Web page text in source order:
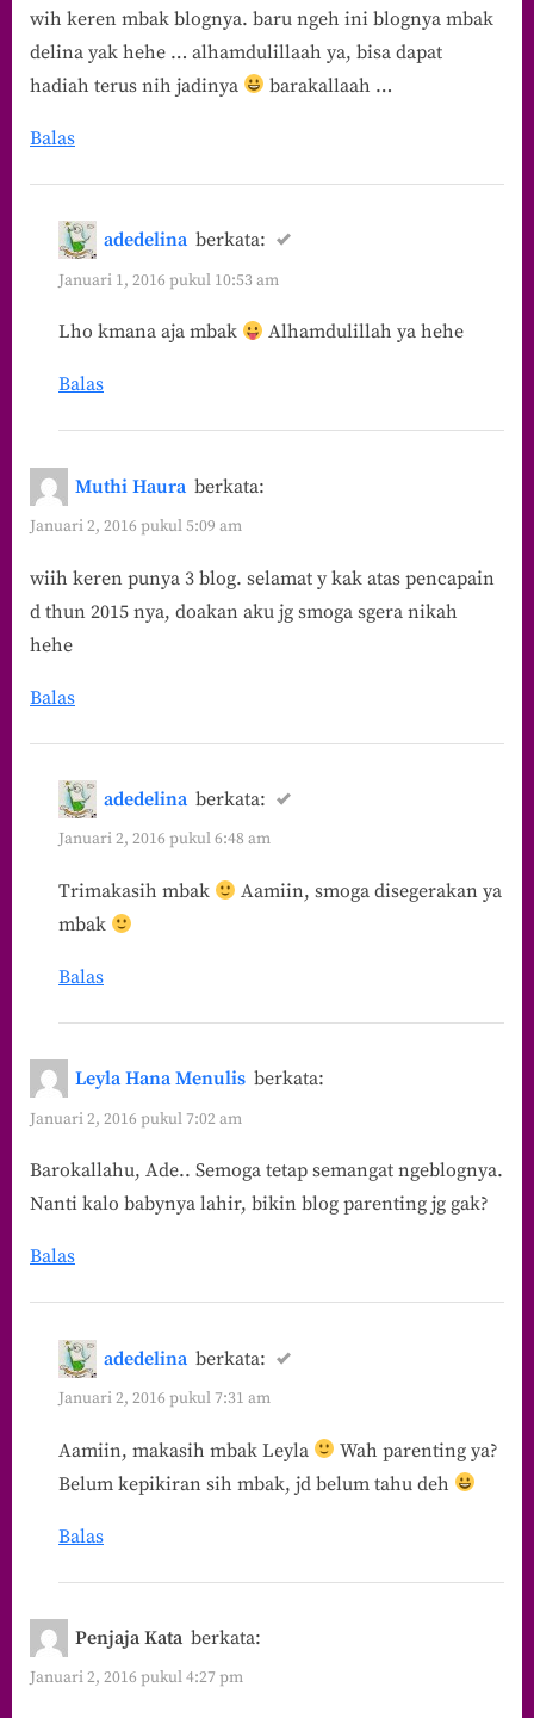
wih keren mbak blognya. baru ngeh ini blognya mbak
delina yak hehe … alhamdulillaah ya, bisa dapat
hadiah terus nih jadinya
barakallaah …
Balas
adedelina berkata:
Januari 1, 2016 pukul 10:53 am
Lho kmana aja mbak Alhamdulillah ya hehe
Balas
Muthi Haura berkata:
Januari 2, 2016 pukul 5:09 am
wiih keren punya 3 blog. selamat y kak atas pencapain
d thun 2015 nya, doakan aku jg smoga sgera nikah
hehe
Balas
adedelina berkata:
Januari 2, 2016 pukul 6:48 am
Trimakasih mbak
Aamiin, smoga disegerakan ya
mbak
Balas
Leyla Hana Menulis berkata:
Januari 2, 2016 pukul 7:02 am
Barokallahu, Ade.. Semoga tetap semangat ngeblognya.
Nanti kalo babynya lahir, bikin blog parenting jg gak?
Balas
adedelina berkata:
Januari 2, 2016 pukul 7:31 am
Aamiin, makasih mbak Leyla
Wah parenting ya?
Belum kepikiran sih mbak, jd belum tahu deh
Balas
Penjaja Kata berkata:
Januari 2, 2016 pukul 4:27 pm